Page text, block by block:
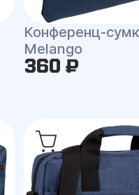
Конференц-
Melango
360 ₽